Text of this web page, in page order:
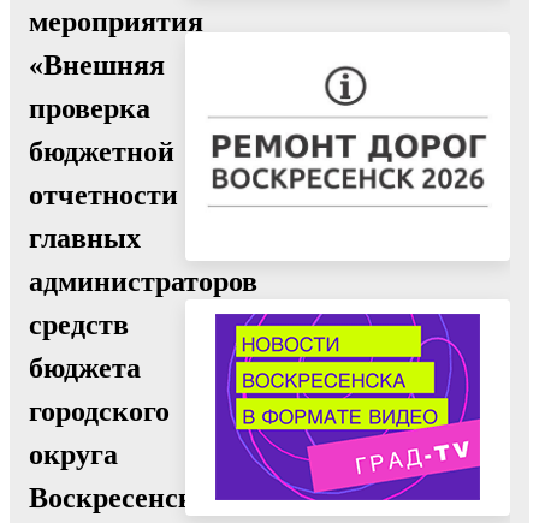
мероприятия
«Внешняя
проверка
бюджетной
отчетности
главных
администраторов
средств
бюджета
городского
округа
Воскресенск